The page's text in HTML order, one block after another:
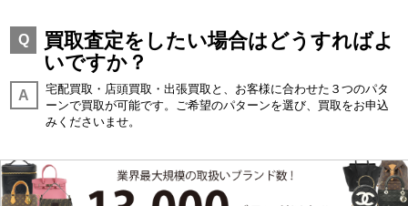
Q
買取査定をしたい場合はどうすればよ
いですか？
A
宅配買取・店頭買取・出張買取と、お客様に合わせた３つのパタ
ーンで買取が可能です。ご希望のパターンを選び、買取をお申込
みくださいませ。